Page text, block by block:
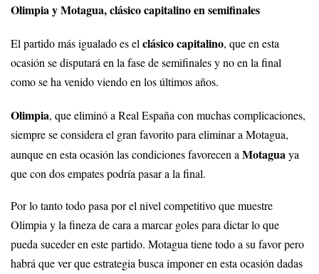
Olimpia y Motagua, clásico capitalino en semifinales
El partido más igualado es elclásico capitalino, que en esta
ocasión se disputará en la fase de semifinales y no en la final
como se ha venido viendo en los últimos años.
Olimpia, que eliminó a Real España con muchas complicaciones,
siempre se considera el gran favorito para eliminar a Motagua,
aunque en esta ocasión las condiciones favorecen aMotaguaya
que con dos empates podría pasar a la final.
Por lo tanto todo pasa por el nivel competitivo que muestre
Olimpia y la fineza de cara a marcar goles para dictar lo que
pueda suceder en este partido. Motagua tiene todo a su favor pero
habrá que ver que estrategia busca imponer en esta ocasión dadas